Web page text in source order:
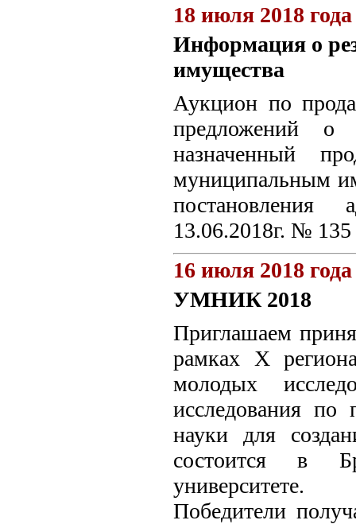
18 июля 2018 года
Информация о
имущества
Аукцион по
предложений
назначенный
муниципальным
постановления
13.06.2018г. №
16 июля 2018 года
УМНИК 2018
Приглашаем
рамках X
молодых
исследования по
науки для
состоится в
университете.
Победители